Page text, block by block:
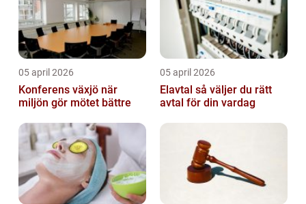
05 april 2026
Konferens växjö när
miljön gör mötet bättre
05 april 2026
Elavtal så väljer du rätt
avtal för din vardag